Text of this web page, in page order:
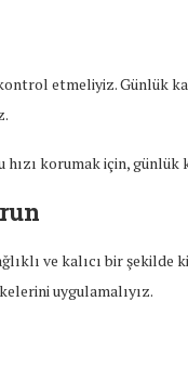
etmeliyiz. Günlük
hızı korumak için,
ve kalıcı bir
uygulamalıyız.